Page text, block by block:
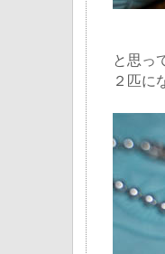
と思っ
２匹に